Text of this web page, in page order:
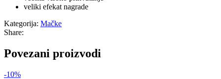
veliki efekat nagrade
Kategorija: Mačke
Share:
Povezani proizvodi
-10%